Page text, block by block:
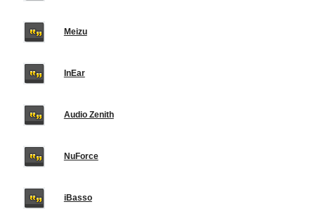
Meizu
InEar
Audio Zenith
NuForce
iBasso